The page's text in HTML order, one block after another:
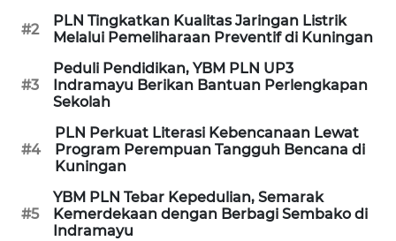
#2
PLN Tingkatkan Kualitas Jaringan Listrik
Melalui Pemeliharaan Preventif di Kuningan
#3
Peduli Pendidikan, YBM PLN UP3
Indramayu Berikan Bantuan Perlengkapan
Sekolah
#4
PLN Perkuat Literasi Kebencanaan Lewat
Program Perempuan Tangguh Bencana di
Kuningan
#5
YBM PLN Tebar Kepedulian, Semarak
Kemerdekaan dengan Berbagi Sembako di
Indramayu
INDRAMAYU
WN
KUNINGAN
WN
MAJALENGKA
WN
SUBANG